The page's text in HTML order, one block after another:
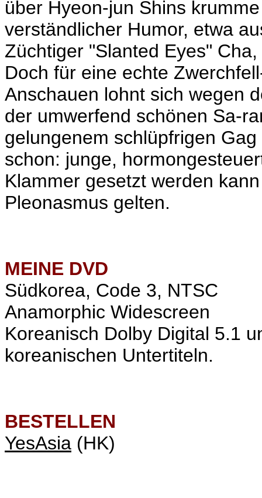
über Hyeon-jun Shins
verständlicher Humor, etwa
Züchtiger "Slanted Eyes"
Doch für eine echte
Anschauen lohnt sich wegen
der umwerfend schönen Sa-
gelungenem schlüpfrigen
schon: junge,
Klammer gesetzt werden
Pleonasmus gelten.
MEINE DVD
Südkorea, Code 3, NTSC
Anamorphic Widescreen
Koreanisch Dolby Digital 5.1
koreanischen Untertiteln.
BESTELLEN
YesAsia (HK)